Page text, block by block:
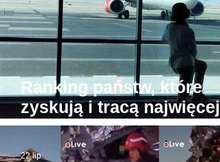
Ranking państw, które
zyskują i tracą najwięcej
turystów. Na przeciwnych
biegunach Egipt i
22 lip